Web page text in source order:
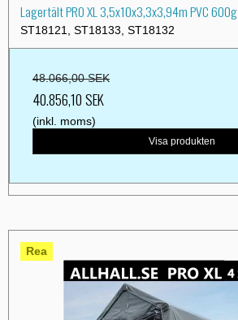
Lagertält PRO XL 3,5x10x3,3x3,94m PVC 600g
ST18121, ST18133, ST18132
48.066,00 SEK
40.856,10 SEK
(inkl. moms)
Visa produkten
Rea